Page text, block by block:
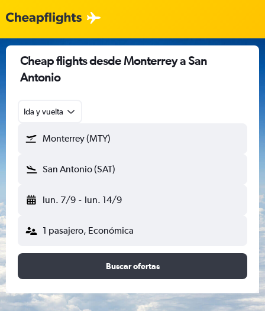
Cheap flights desde Monterrey a San
Antonio
Ida y vuelta
Monterrey (MTY)
San Antonio (SAT)
lun. 7/9 - lun. 14/9
1 pasajero, Económica
Buscar ofertas